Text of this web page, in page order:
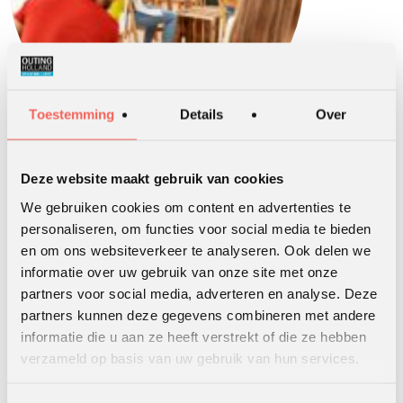
Toestemming Details Over
Deze website maakt gebruik van cookies
We gebruiken cookies om content en advertenties te
personaliseren, om functies voor social media te bieden
en om ons websiteverkeer te analyseren. Ook delen we
informatie over uw gebruik van onze site met onze
partners voor social media, adverteren en analyse. Deze
partners kunnen deze gegevens combineren met andere
informatie die u aan ze heeft verstrekt of die ze hebben
verzameld op basis van uw gebruik van hun services.
Loesje workshop